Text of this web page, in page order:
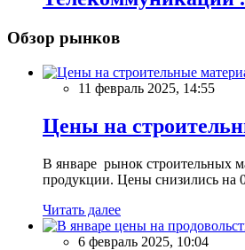
Обзор рынков
11 февраль 2025, 14:55
Цены на
В январе рынок строительных
продукции. Цены снизились на
Читать далее
6 февраль 2025, 10:04